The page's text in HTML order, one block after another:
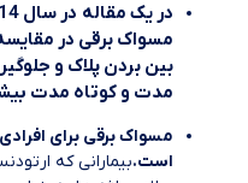
در یک مقاله در سال 2014 نشان میدهد که
مسواک برقی در
بین بردن پلاک و
مدت و کوتاه مدت
مسواک برقی برای
است.بیمارانی که